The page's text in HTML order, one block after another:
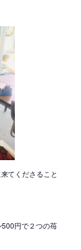
てくださること
円で２つの苺